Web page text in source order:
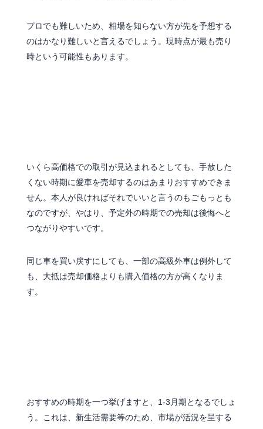
プロでも難しいため、相場を知らない方が先を予想する
のはかなり難しいと言えるでしょう。現時点が最も売り
時という可能性もあります。
いくら高価格での取引が見込まれるとしても、手放した
くない時期に愛車を売却するのはあまりおすすめできま
せん。本人が良ければそれでいいと言うのもごもっとも
なのですが、やはり、予定外の時期での売却は後悔へと
つながりやすいです。
同じ車を買い戻すにしても、一部の高級外車は例外して
も、大抵は売却価格よりも購入価格の方が高くなりま
す。
おすすめの時期を一つ挙げますと、1-3月期となるでしょ
う。これは、新生活需要等のため、市場が活況を呈する